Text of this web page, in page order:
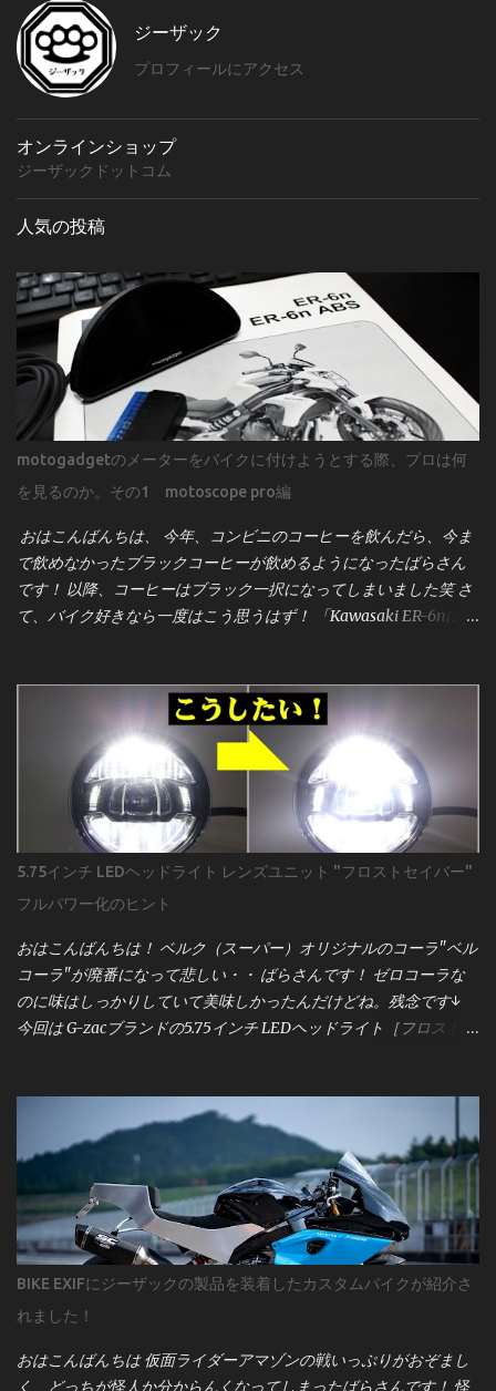
ジーザック
プロフィールにアクセス
オンラインショップ
ジーザックドットコム
人気の投稿
motogadgetのメーターをバイクに付けようとする際、プロは何
を見るのか。その1 motoscope pro編
おはこんばんちは、 今年、コンビニのコーヒーを飲んだら、今ま
で飲めなかったブラックコーヒーが飲めるようになったばらさん
です！ 以降、コーヒーはブラック一択になってしまいました笑 さ
て、バイク好きなら一度はこう思うはず！ 「Kawasaki ER-6nにモ
てカスタム感を高めるこのメーターは、世界中のビルダーやライ
ダーに人気です。しかし、取り付けは決して「ポン付け」ではあ
りません。プロが作業前に何を確認し、どう準備するのかを、実
際の配線図とサービスマニュアルをもとに詳しく解説していきま
す。 用意するのは 車両のサービスマニュアル まず強調したいの
は、 サービスマニュアルの重要性 です。 昔のキャブ車なら「電源
とアース」程度で済むこともありましたが、現代のインジェクシ
ョン車はECU（エンジンコントロールユニット）と各種センサー
が複雑に絡み合っています。メーター交換といえども、単純な作
す。 サービスマニュアルには、配線図・電圧値・センサー仕様な
ど、作業に必要な情報がすべて記載されています。僕は「バイク
を買ったら最初に買うべきものはサービスマニュアル」と考える
ほど。これがない状態で作業するのは、まさに暗闇を手探りで進
「motoscope pro」本体の配線図 から見ていきましょう。 この図
は、メーターの基本的な接続構成を示しており、電源・信号類の
入力がどのように繋がるかが一目で分かるようになっています。
図の下部には「 Breakout Box（ブレイクアウトボックス） 」の記
載もありますね。これはmotogadgetのオプションパーツで、各種
センサーやインジケーターの信号を整理するための中継ユニット
です。 Breakout Boxについては、後ほど詳しく解説しますので、
まずは motoscope pro本体の基本配線 をしっかり見ていきます
ね。 1. 赤線（常時電源）— motoscope proの基本電源ライン まず
（red）」 について...
5.75インチ LEDヘッドライト レンズユニット "フロストセイバー"
フルパワー化のヒント
おはこんばんちは！ ベルク（スーパー）オリジナルのコーラ"ベル
コーラ"が廃番になって悲しい・・ ばらさんです！ ゼロコーラな
のに味はしっかりしていて美味しかったんだけどね。残念です↓
今回は G-zacブランドの5.75インチ LEDヘッドライト［フロストセ
左右ポジションライト＋中央ロービーム 下部：ハイビーム という
構造になっています。 ポジションライトは常時点灯なので今回は
省略。 この記事では、 **ロービームとハイビームを同時点灯させ
て、フロストセイバーの性能を100％引き出す方法** をこっそり
ご紹介します。 すでに「右側の状態」で点灯できている方は、こ
の記事はスルーでOKです。 一般的なバルブタイプのヘッドライト
では、ロービームとハイビームが同時に点灯することはありませ
ん。 そのため、そうした車両にフロストセイバーを取り付けてハ
イビームに切り替えると、 中央のライト（ロービーム専用）が消
ト、実は真っ直ぐ前方を照らすスポットライトで、 点灯している
BIKE EXIFにジーザックの製品を装着したカスタムバイクが紹介さ
れました！
おはこんばんちは 仮面ライダーアマゾンの戦いっぷりがおぞまし
く、どっちが怪人か分からんくなってしまったばらさんです！ 怪